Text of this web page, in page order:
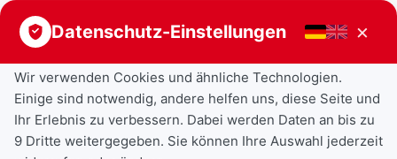
Datenschutz-Einstellungen ×
Wir verwenden Cookies und ähnliche Technologien.
Einige sind notwendig, andere helfen uns, diese Seite und
Ihr Erlebnis zu verbessern. Dabei werden Daten an bis zu
9 Dritte weitergegeben. Sie können Ihre Auswahl jederzeit